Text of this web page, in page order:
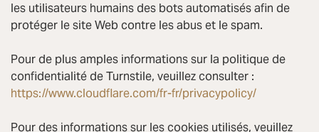
les utilisateurs humains des bots automatisés afin de
protéger le site Web contre les abus et le spam.
Pour de plus amples informations sur la politique de
confidentialité de Turnstile, veuillez consulter :
https://www.cloudflare.com/fr-fr/privacypolicy/
Pour des informations sur les cookies utilisés, veuillez